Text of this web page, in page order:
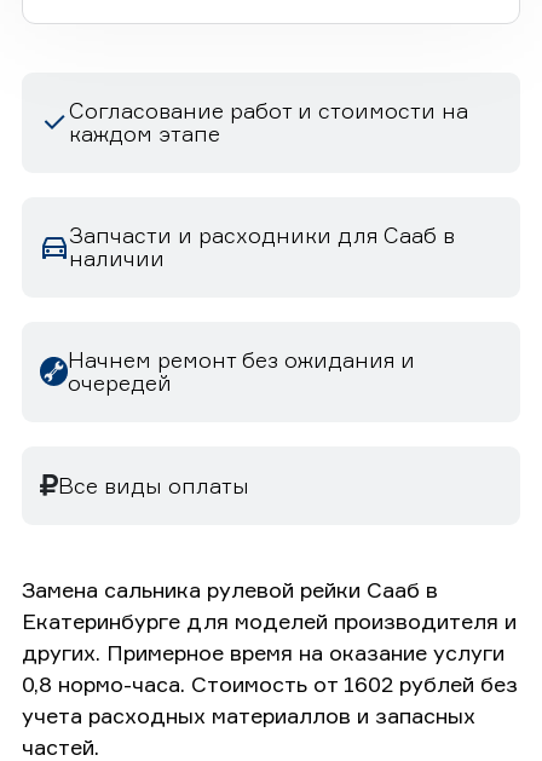
Согласование работ и стоимости на
каждом этапе
Запчасти и расходники для Сааб в
наличии
Начнем ремонт без ожидания и
очередей
Все виды оплаты
Замена сальника рулевой рейки Сааб в
Екатеринбурге для моделей производителя и
других. Примерное время на оказание услуги
0,8 нормо-часа. Стоимость от 1602 рублей без
учета расходных материаллов и запасных
частей.